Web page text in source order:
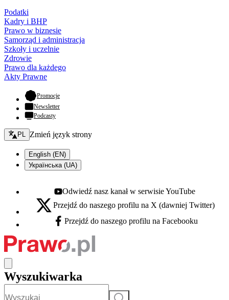
Podatki
Kadry i BHP
Prawo w biznesie
Samorząd i administracja
Szkoły i uczelnie
Zdrowie
Prawo dla każdego
Akty Prawne
Promocje- otwiera się w nowej karcie
Newsletter
Podcasty
Zmień język - bieżący:
PL Zmień język strony
English (EN)
Українська (UA)
Youtube - otwiera się w nowej karcie
Odwiedź nasz kanał w serwisie YouTube
X - otwiera się w nowej karcie
Przejdź do naszego profilu na X (dawniej Twitter)
Facebook - otwiera się w nowej karcie
Przejdź do naszego profilu na Facebooku
Wyszukiwarka
Szukaj